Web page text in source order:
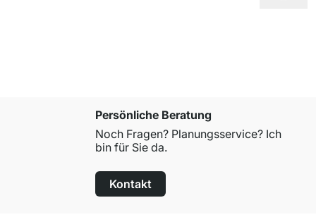
Persönliche Beratung
Noch Fragen? Planungsservice? Ich
bin für Sie da.
Kontakt